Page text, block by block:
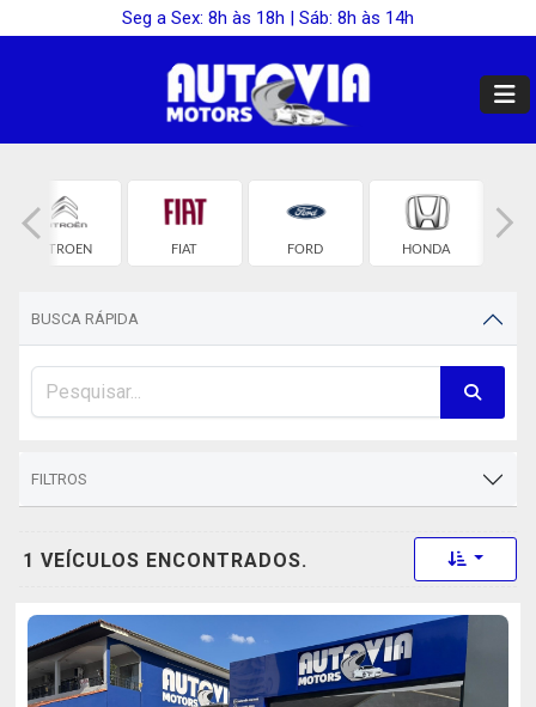
Seg a Sex: 8h às 18h | Sáb: 8h às 14h
CITROEN FIAT FORD HONDA
BUSCA RÁPIDA
FILTROS
1 VEÍCULOS ENCONTRADOS. Toggle